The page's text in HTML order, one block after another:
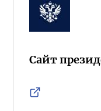
Сайт